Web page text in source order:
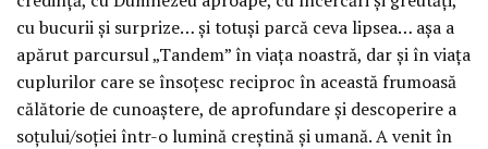
cu bucurii și surprize… și totuși parcă ceva lipsea… așa a
apărut parcursul „Tandem” în viața noastră, dar și în viața
cuplurilor care se însoțesc reciproc în această frumoasă
călătorie de cunoaștere, de aprofundare și descoperire a
soțului/soției într-o lumină creștină și umană. A venit în